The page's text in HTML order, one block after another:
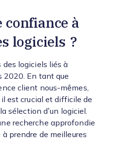
à
logiciels ?
logiciels liés à
2020. En tant que
client nous-mêmes,
est crucial et difficile de
sélection d’un logiciel.
recherche approfondie
prendre de meilleures